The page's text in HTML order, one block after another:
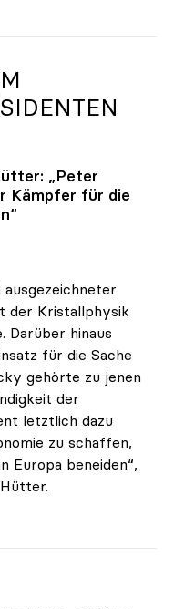
irritiert über
„Peter
Kämpfer für die
der Kristallphysik
Darüber hinaus
für die Sache
gehörte zu jenen
der
letztlich dazu
zu schaffen,
Europa beneiden“,
Peter